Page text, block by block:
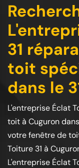
31
toit
dans le
L'entreprise Éclat
toit à Cuguron
votre fenêtre de
Toiture 31 à
L'entreprise Éclat